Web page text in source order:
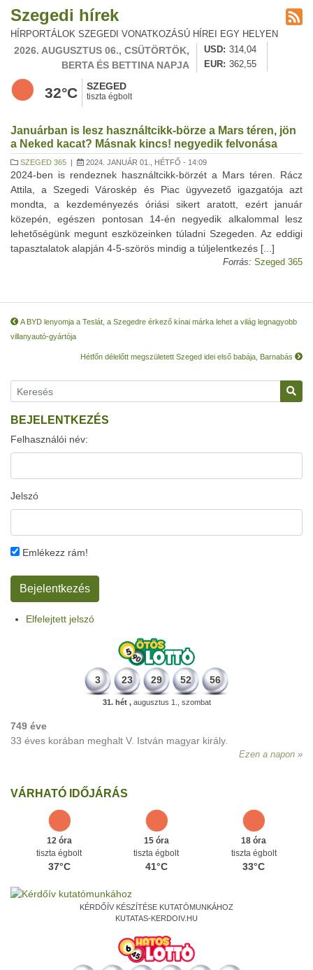
Szegedi hírek
HÍRPORTÁLOK SZEGEDI VONATKOZÁSÚ HÍREI EGY HELYEN
2026. AUGUSZTUS 06., CSÜTÖRTÖK,
BERTA ÉS BETTINA NAPJA
USD
314,04
EUR
362,55
32°C SZEGED
tiszta égbolt
Januárban is lesz használtcikk-börze a Mars téren, jön
a Neked kacat? Másnak kincs! negyedik felvonása
SZEGED 365 | 2024. JANUÁR 01., HÉTFŐ - 14:09
2024-ben is rendeznek használtcikk-börzét a Mars téren. Rácz
Attila, a Szegedi Városkép és Piac ügyvezető igazgatója azt
mondta, a kezdeményezés óriási sikert aratott, ezért január
közepén, egészen pontosan 14-én negyedik alkalommal lesz
lehetőségünk megunt eszközeinken túladni Szegeden. Az eddigi
tapasztalatok alapján 4-5-szörös mindig a túljelentkezés [...]
Forrás: Szeged 365
A BYD lenyomja a Teslát, a Szegedre érkező kínai márka lehet a világ legnagyobb
villanyautó-gyártója
Hétfőn délelőtt megszületett Szeged idei első babája, Barnabás
BEJELENTKEZÉS
Felhasználói név:
Jelszó
Emlékezz rám!
Elfelejtett jelszó
3 23 29 52 56
31. hét ,augusztus 1., szombat
749 éve
33 éves korában meghalt V. István magyar király.
Ezen a napon
VÁRHATÓ IDŐJÁRÁS
12 óra
tiszta égbolt
37°C
15 óra
tiszta égbolt
41°C
18 óra
tiszta égbolt
33°C
KÉRDŐÍV KÉSZÍTÉSE KUTATÓMUNKÁHOZ
KUTATAS-KERDOIV.HU